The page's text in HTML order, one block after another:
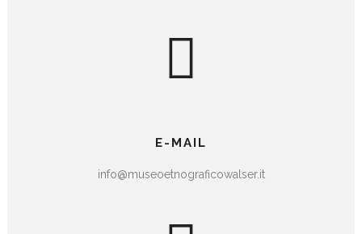
E-MAIL
info@museoetnograficowalser.it